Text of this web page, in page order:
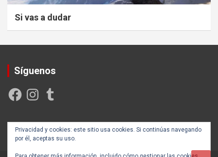
Si vas a dudar
Síguenos
FacebookInstagramTumblr
Privacidad y cookies: este sitio usa cookies. Si continúas navegando
por él, aceptas su uso.
Creada y posicionada por Rogama Informática